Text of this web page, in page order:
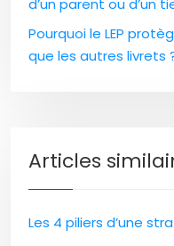
d’un parent ou d’un
Pourquoi le LEP
que les autres livrets
Articles
Les 4 piliers d’une